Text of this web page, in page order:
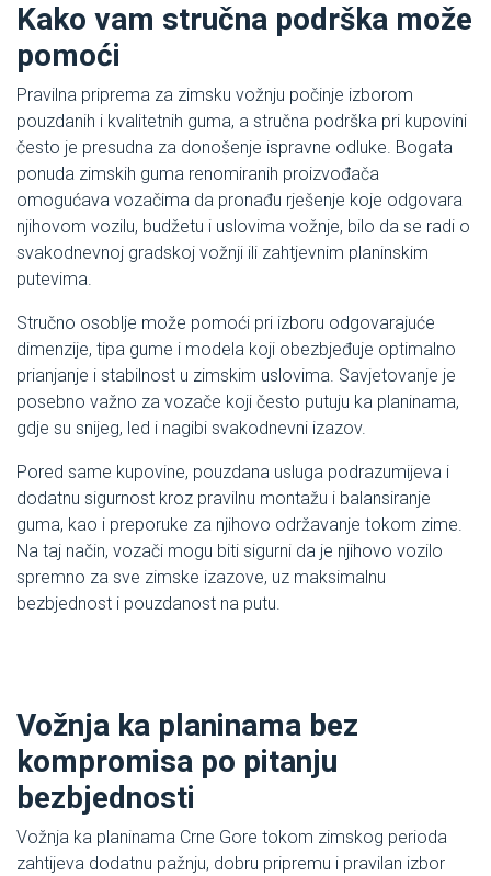
Kako vam stručna podrška može
pomoći
Pravilna priprema za zimsku vožnju počinje izborom
pouzdanih i kvalitetnih guma, a stručna podrška pri kupovini
često je presudna za donošenje ispravne odluke. Bogata
ponuda zimskih guma renomiranih proizvođača
omogućava vozačima da pronađu rješenje koje odgovara
njihovom vozilu, budžetu i uslovima vožnje, bilo da se radi o
svakodnevnoj gradskoj vožnji ili zahtjevnim planinskim
putevima.
Stručno osoblje može pomoći pri izboru odgovarajuće
dimenzije, tipa gume i modela koji obezbjeđuje optimalno
prianjanje i stabilnost u zimskim uslovima. Savjetovanje je
posebno važno za vozače koji često putuju ka planinama,
gdje su snijeg, led i nagibi svakodnevni izazov.
Pored same kupovine, pouzdana usluga podrazumijeva i
dodatnu sigurnost kroz pravilnu montažu i balansiranje
guma, kao i preporuke za njihovo održavanje tokom zime.
Na taj način, vozači mogu biti sigurni da je njihovo vozilo
spremno za sve zimske izazove, uz maksimalnu
bezbjednost i pouzdanost na putu.
Vožnja ka planinama bez
kompromisa po pitanju
bezbjednosti
Vožnja ka planinama Crne Gore tokom zimskog perioda
zahtijeva dodatnu pažnju, dobru pripremu i pravilan izbor